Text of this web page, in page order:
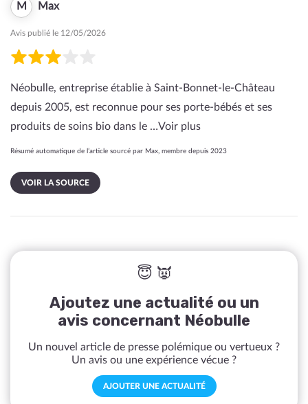
M Max
Avis publié le 12/05/2026
Néobulle, entreprise établie à Saint-Bonnet-le-Château
depuis 2005, est reconnue pour ses porte-bébés et ses
produits de soins bio dans le …Voir plus
Résumé automatique de l’article sourcé par Max, membre depuis 2023
VOIR LA SOURCE
😇 👿
Ajoutez une actualité ou un
avis concernant Néobulle
Un nouvel article de presse polémique ou vertueux ?
Un avis ou une expérience vécue ?
AJOUTER UNE ACTUALITÉ